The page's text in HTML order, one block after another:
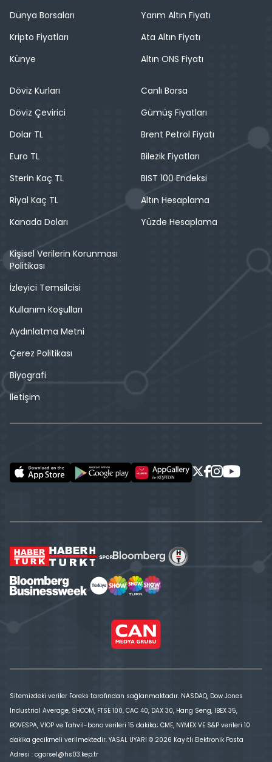
Dünya Borsaları
Kripto Fiyatları
Künye
Yarım Altın Fiyatı
Ata Altın Fiyatı
Altın ONS Fiyatı
Döviz Kurları
Döviz Çevirici
Dolar TL
Euro TL
Sterin Kaç TL
Riyal Kaç TL
Kanada Doları
Canlı Borsa
Gümüş Fiyatları
Brent Petrol Fiyatı
Bilezik Fiyatları
BIST 100 Endeksi
Altın Hesaplama
Yüzde Hesaplama
Kişisel Verilerin Korunması
Politikası
İzleyici Temsilcisi
Kullanım Koşulları
Aydınlatma Metni
Çerez Politikası
Biyografi
İletişim
Sitemizdeki veriler Foreks tarafından sağlanmaktadır. NASDAQ, Dow Jones
Industrial Average, SHCOM, FTSE 100, CAC 40, DAX 30, Hang Seng, IBEX 35,
BOVESPA, VİOP ve Tahvil-bono verileri 15 dakika; CME, NYMEX VE S&P verileri 10
dakika gecikmeli verilmektedir. YASAL UYARI © 2026 Kayıtlı Elektronik Posta
Adresi : cgorsel@hs03.kep.tr